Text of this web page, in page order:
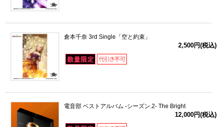
倉本千奈 3rd Single「空と約束」
2,500円(税込)
電音部 ベストアルバム -シーズン.2- The Bright
12,000円(税込)